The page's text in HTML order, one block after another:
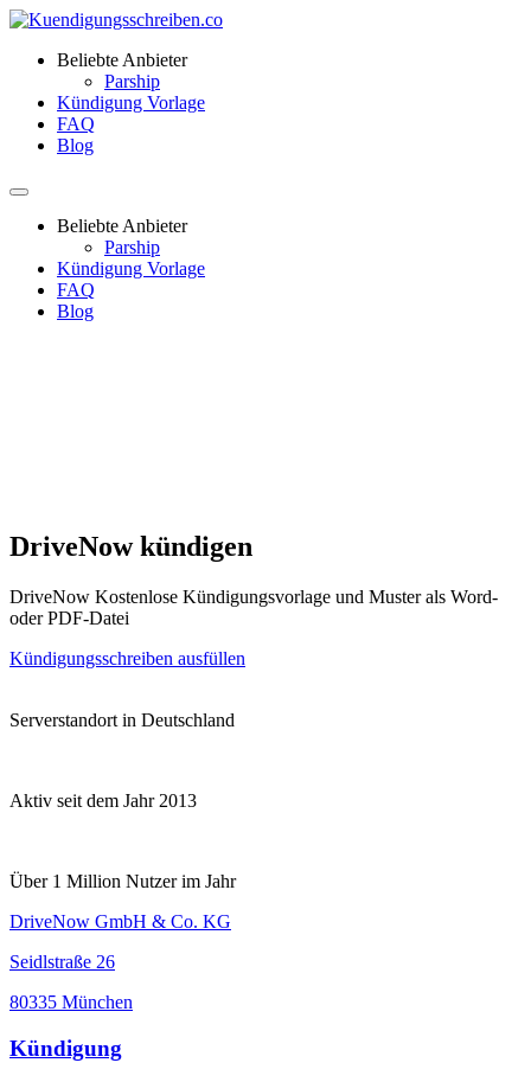
Beliebte Anbieter
Parship
Kündigung Vorlage
FAQ
Blog
Beliebte Anbieter
Parship
Kündigung Vorlage
FAQ
Blog
DriveNow kündigen
DriveNow Kostenlose Kündigungsvorlage und Muster als Word-
oder PDF-Datei
Kündigungsschreiben ausfüllen
Serverstandort in Deutschland
Aktiv seit dem Jahr 2013
Über 1 Million Nutzer im Jahr
DriveNow GmbH & Co. KG
Seidlstraße 26
80335 München
Kündigung